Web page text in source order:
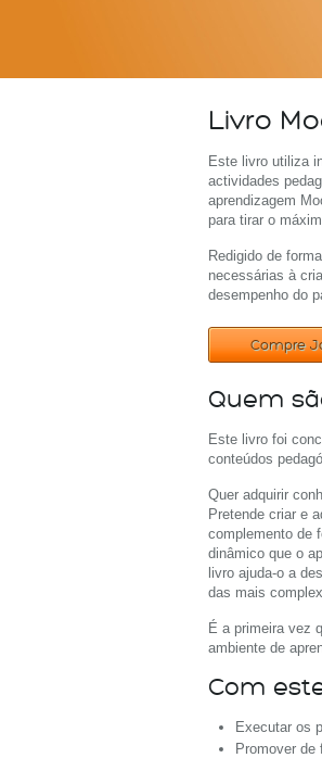
Livro
Este livro utiliza
actividades
aprendizagem
para tirar o
Redigido de
necessárias à
desempenho do
Compre
Quem
Este livro foi
conteúdos
Quer adquirir
Pretende criar e
complemento de
dinâmico que o
livro ajuda-o a
das mais
É a primeira vez
ambiente de
Com
Executar os
Promover